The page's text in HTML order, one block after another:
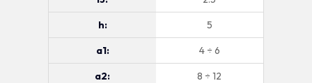
h: 5
a1: 4 ÷ 6
a2: 8 ÷ 12